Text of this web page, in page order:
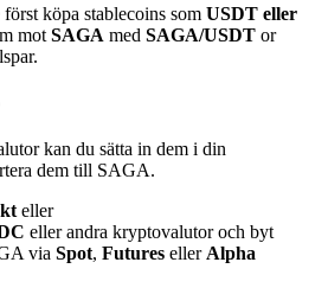
köpa stablecoins som USDT eller
mot SAGA med SAGA/USDT or
kan du sätta in dem i din
dem till SAGA.
eller
eller andra kryptovalutor och byt
via Spot, Futures ellerAlpha